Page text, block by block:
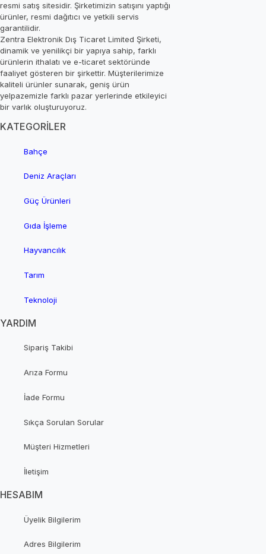
resmi satış sitesidir. Şirketimizin satışını yaptığı
ürünler, resmi dağıtıcı ve yetkili servis
garantilidir.
Zentra Elektronik Dış Ticaret Limited Şirketi,
dinamik ve yenilikçi bir yapıya sahip, farklı
ürünlerin ithalatı ve e-ticaret sektöründe
faaliyet gösteren bir şirkettir. Müşterilerimize
kaliteli ürünler sunarak, geniş ürün
yelpazemizle farklı pazar yerlerinde etkileyici
bir varlık oluşturuyoruz.
KATEGORİLER
Bahçe
Deniz Araçları
Güç Ürünleri
Gıda İşleme
Hayvancılık
Tarım
Teknoloji
YARDIM
Sipariş Takibi
Arıza Formu
İade Formu
Sıkça Sorulan Sorular
Müşteri Hizmetleri
İletişim
HESABIM
Üyelik Bilgilerim
Adres Bilgilerim